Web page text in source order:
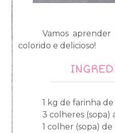
Vamos
colorido e delicioso!
1 kg de farinha
3 colheres (sopa)
1 colher (sopa) de